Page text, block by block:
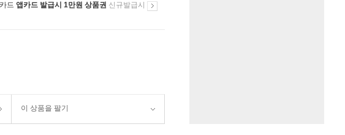
드 앱카드 발급시 1만원 상품권 신규발급시
이 상품을 팔기